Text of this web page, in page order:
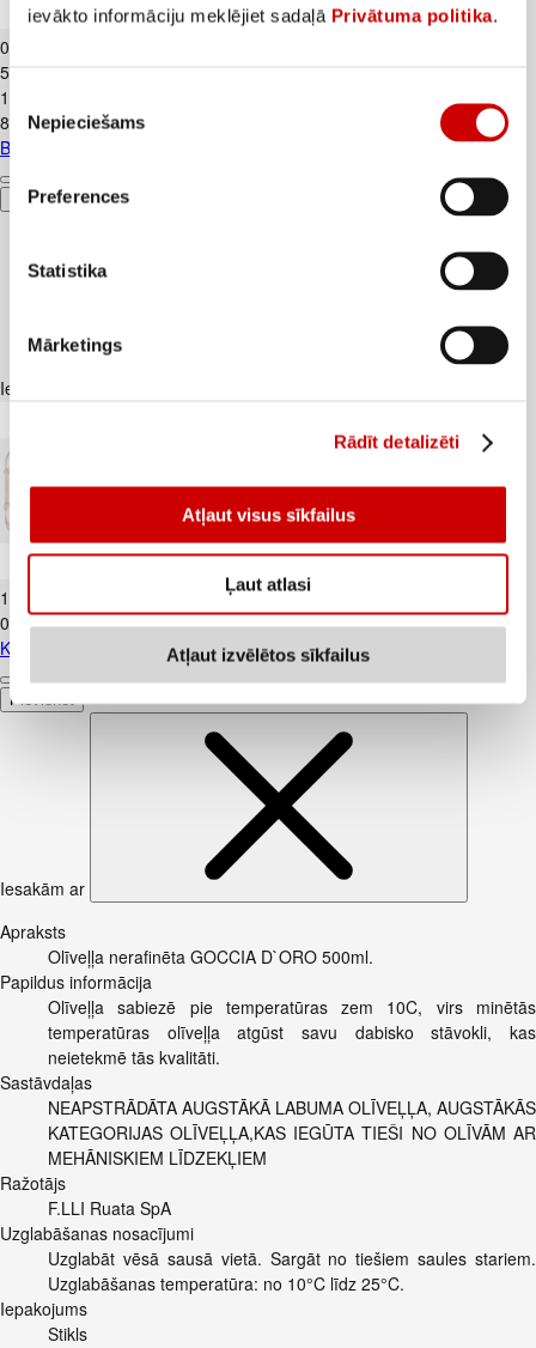
ievākto informāciju meklējiet sadaļā Privātuma politika.
izvēle
Nepieciešams
Preferences
Statistika
Mārketings
Rādīt detalizēti
Atļaut visus sīkfailus
Ļaut atlasi
Atļaut izvēlētos sīkfailus
Biezpiens 9% VALMIERA 180g
0
5,5€/kg
1
8,83€/kg
Biezpiens 9% VALMIERA 180g
Pievienot
Iesakām ar
Kūtī dētas olas 10gab.
1
0,18€/gab.
Kūtī dētas olas 10gab.
Pievienot
Iesakām ar
Apraksts
Olīveļļa nerafinēta GOCCIA D`ORO 500ml.
Papildus informācija
Olīveļļa sabiezē pie temperatūras zem 10C, virs minētās
temperatūras olīveļļa atgūst savu dabisko stāvokli, kas
neietekmē tās kvalitāti.
Sastāvdaļas
NEAPSTRĀDĀTA AUGSTĀKĀ LABUMA OLĪVEĻĻA, AUGSTĀKĀS
KATEGORIJAS OLĪVEĻĻA,KAS IEGŪTA TIEŠI NO OLĪVĀM AR
MEHĀNISKIEM LĪDZEKĻIEM
Ražotājs
F.LLI Ruata SpA
Uzglabāšanas nosacījumi
Uzglabāt vēsā sausā vietā. Sargāt no tiešiem saules stariem.
Uzglabāšanas temperatūra: no 10°C līdz 25°C.
Iepakojums
Stikls